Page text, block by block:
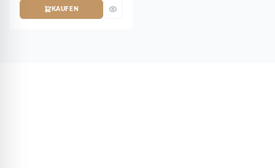
KAUFEN